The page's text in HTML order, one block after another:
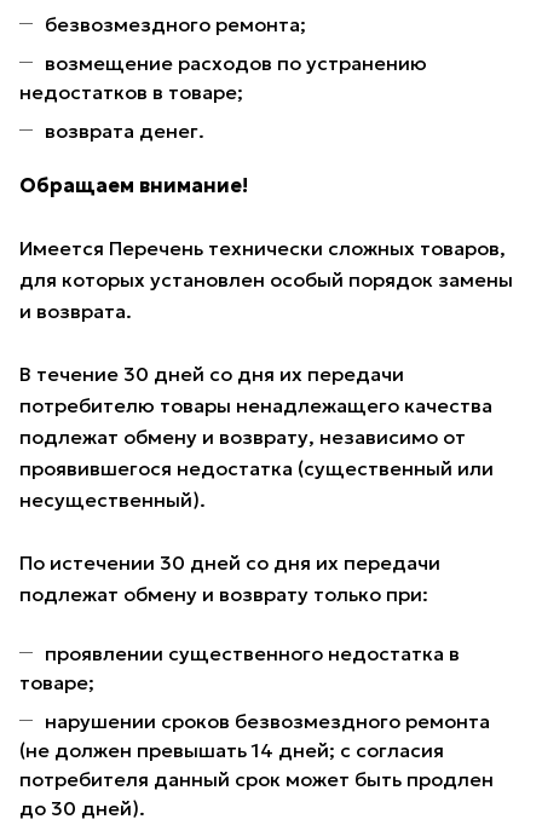
безвозмездного ремонта;
возмещение расходов по устранению
недостатков в товаре;
возврата денег.
Обращаем внимание!
Имеется Перечень технически сложных товаров,
для которых установлен особый порядок замены
и возврата.
В течение 30 дней со дня их передачи
потребителю товары ненадлежащего качества
подлежат обмену и возврату, независимо от
проявившегося недостатка (существенный или
несущественный).
По истечении 30 дней со дня их передачи
подлежат обмену и возврату только при:
проявлении существенного недостатка в
товаре;
нарушении сроков безвозмездного ремонта
(не должен превышать 14 дней; с согласия
потребителя данный срок может быть продлен
до 30 дней).